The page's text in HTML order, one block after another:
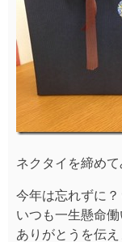
ネクタイを締め
今年は忘れずに？
いつも一生懸命
ありがとうを伝